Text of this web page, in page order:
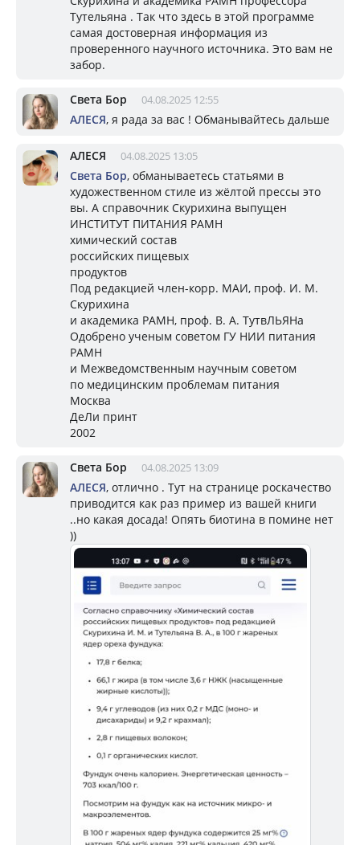
Тутельяна . Так что здесь в этой программе
самая достоверная информация из
проверенного научного источника. Это вам не
забор.
Света Бор 04.08.2025 12:55
АЛЕСЯ, я рада за вас ! Обманывайтесь дальше
АЛЕСЯ 04.08.2025 13:05
Света Бор, обманываетесь статьями в
художественном стиле из жёлтой прессы это
вы. А справочник Скурихина выпущен
ИНСТИТУТ ПИТАНИЯ РАМН
химический состав
российских пищевых
продуктов
Под редакцией член-корр. МАИ, проф. И. М.
Скурихина
и академика РАМН, проф. В. А. ТутвЛЬЯНа
Одобрено ученым советом ГУ НИИ питания
РАМН
и Межведомственным научным советом
по медицинским проблемам питания
Москва
ДеЛи принт
2002
Света Бор 04.08.2025 13:09
АЛЕСЯ, отлично . Тут на странице роскачество
приводится как раз пример из вашей книги
..но какая досада! Опять биотина в помине нет
))